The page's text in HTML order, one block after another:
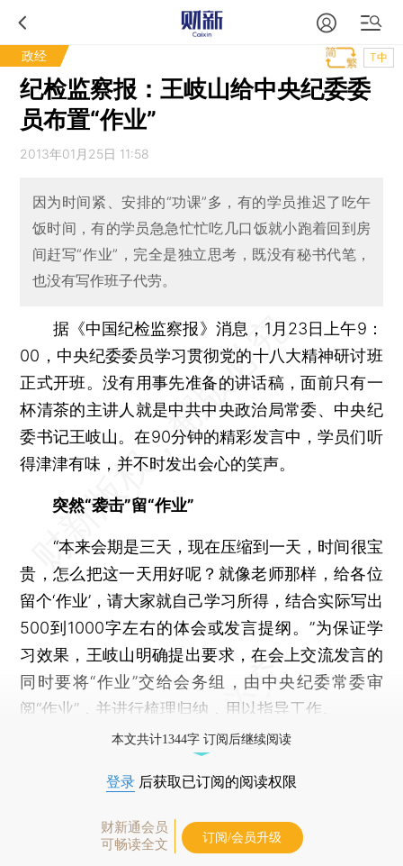
政经 T中
纪检监察报：王岐山给中央纪委委
员布置“作业”
2013年01月25日 11:58
因为时间紧、安排的“功课”多，有的学员推迟了吃午
饭时间，有的学员急急忙忙吃几口饭就小跑着回到房
间赶写“作业”，完全是独立思考，既没有秘书代笔，
也没有写作班子代劳。
据《中国纪检监察报》消息，1月23日上午9：
00，中央纪委委员学习贯彻党的十八大精神研讨班
正式开班。没有用事先准备的讲话稿，面前只有一
杯清茶的主讲人就是中共中央政治局常委、中央纪
委书记王岐山。在90分钟的精彩发言中，学员们听
得津津有味，并不时发出会心的笑声。
突然“袭击”留“作业”
“本来会期是三天，现在压缩到一天，时间很宝
贵，怎么把这一天用好呢？就像老师那样，给各位
留个‘作业’，请大家就自己学习所得，结合实际写出
500到1000字左右的体会或发言提纲。”为保证学
习效果，王岐山明确提出要求，在会上交流发言的
同时要将“作业”交给会务组，由中央纪委常委审
阅“作业”，并进行梳理归纳，用以指导工作。
本文共计1344字 订阅后继续阅读
登录 后获取已订阅的阅读权限
财新通会员
可畅读全文
订阅/会员升级